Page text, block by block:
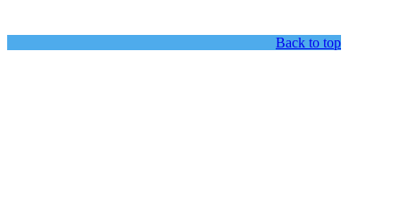
Back to top